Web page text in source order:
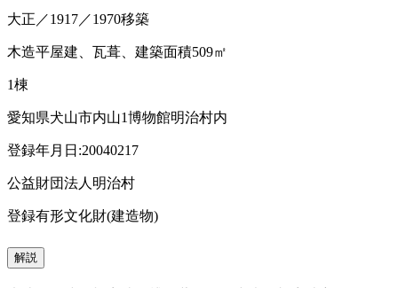
大正／1917／1970移築
木造平屋建、瓦葺、建築面積509㎡
1棟
愛知県犬山市内山1博物館明治村内
登録年月日:20040217
公益財団法人明治村
登録有形文化財(建造物)
解説